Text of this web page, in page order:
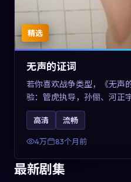
精选
无声的证词
若你喜欢战争类型，《无声
验：管虎执导，孙俪、河正
2019年于澳大利亚上映，内
与个体关系，关键词包含高
转，适合检索「2019战争」
高清 流畅
4万 83个月前
最新剧集